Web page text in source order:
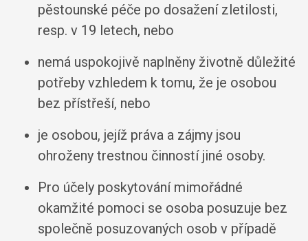
pěstounské péče po dosažení zletilosti,
resp. v 19 letech, nebo
nemá uspokojivě naplněny životně důležité
potřeby vzhledem k tomu, že je osobou
bez přístřeší, nebo
je osobou, jejíž práva a zájmy jsou
ohroženy trestnou činností jiné osoby.
Pro účely poskytování mimořádné
okamžité pomoci se osoba posuzuje bez
společně posuzovaných osob v případě